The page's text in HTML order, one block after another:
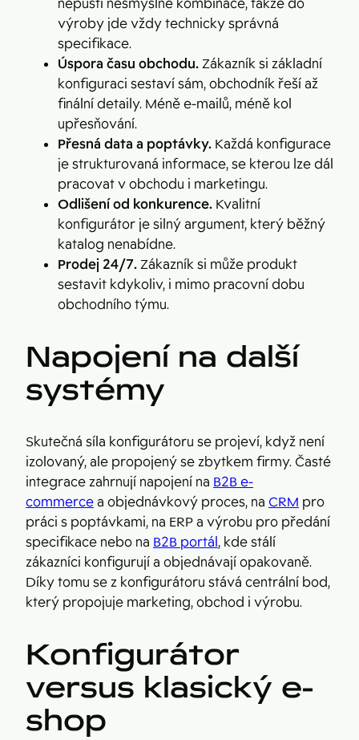
nepustí nesmyslné kombinace, takže do
výroby jde vždy technicky správná
specifikace.
Úspora času obchodu.Zákazník si základní
konfiguraci sestaví sám, obchodník řeší až
finální detaily. Méně e-mailů, méně kol
upřesňování.
Přesná data a poptávky. Každá konfigurace
je strukturovaná informace, se kterou lze dál
pracovat v obchodu i marketingu.
Odlišení od konkurence. Kvalitní
konfigurátor je silný argument, který běžný
katalog nenabídne.
Prodej 24/7.Zákazník si může produkt
sestavit kdykoliv, i mimo pracovní dobu
obchodního týmu.
Napojení na další
systémy
Skutečná síla konfigurátoru se projeví, když není
izolovaný, ale propojený se zbytkem firmy. Časté
integrace zahrnují napojení na B2B e-
commercea objednávkový proces, na CRM pro
práci s poptávkami, na ERP a výrobu pro předání
specifikace nebo na B2B portál , kde stálí
zákazníci konfigurují a objednávají opakovaně.
Díky tomu se z konfigurátoru stává centrální bod,
který propojuje marketing, obchod i výrobu.
Konfigurátor
versus klasický e-
shop